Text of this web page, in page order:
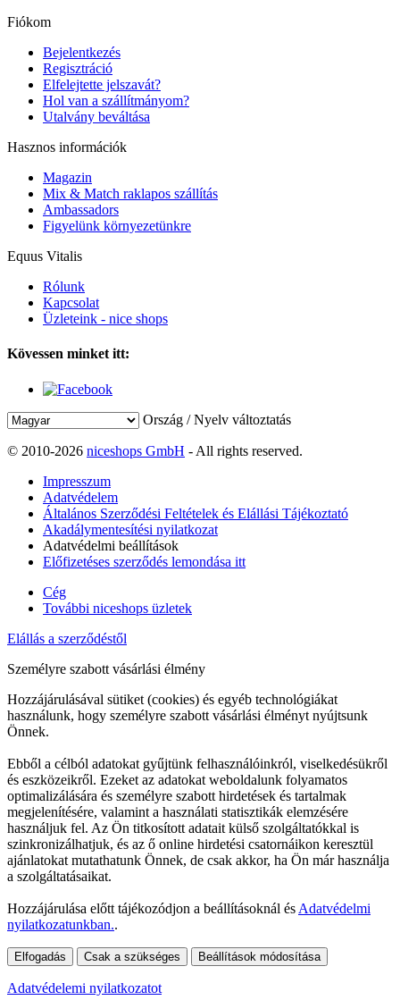
Fiókom
Bejelentkezés
Regisztráció
Elfelejtette jelszavát?
Hol van a szállítmányom?
Utalvány beváltása
Hasznos információk
Magazin
Mix & Match raklapos szállítás
Ambassadors
Figyelünk környezetünkre
Equus Vitalis
Rólunk
Kapcsolat
Üzleteink - nice shops
Kövessen minket itt:
Ország / Nyelv változtatás
© 2010-2026 niceshops GmbH - All rights reserved.
Impresszum
Adatvédelem
Általános Szerződési Feltételek és Elállási Tájékoztató
Akadálymentesítési nyilatkozat
Adatvédelmi beállítások
Előfizetéses szerződés lemondása itt
Cég
További niceshops üzletek
Elállás a szerződéstől
Személyre szabott vásárlási élmény
Hozzájárulásával sütiket (cookies) és egyéb technológiákat
használunk, hogy személyre szabott vásárlási élményt nyújtsunk
Önnek.
Ebből a célból adatokat gyűjtünk felhasználóinkról, viselkedésükről
és eszközeikről. Ezeket az adatokat weboldalunk folyamatos
optimalizálására és személyre szabott hirdetések és tartalmak
megjelenítésére, valamint a használati statisztikák elemzésére
használjuk fel. Az Ön titkosított adatait külső szolgáltatókkal is
szinkronizálhatjuk, és az ő online hirdetési csatornáikon keresztül
ajánlatokat mutathatunk Önnek, de csak akkor, ha Ön már használja
a szolgáltatásaikat.
Hozzájárulása előtt tájékozódjon a beállításoknál és Adatvédelmi
nyilatkozatunkban..
Elfogadás Csak a szükséges Beállítások módosítása
Adatvédelemi nyilatkozatot